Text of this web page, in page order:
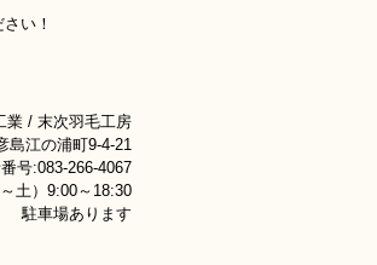
い！
/ 末次羽毛工房
江の浦町9-4-21
号:083-266-4067
土）9:00～18:30
駐車場あります